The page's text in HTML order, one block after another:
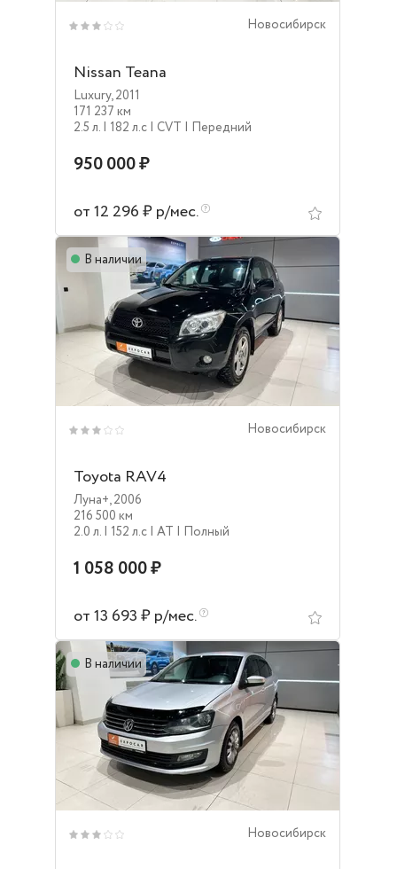
Новосибирск
Nissan Teana
Luxury,2011
171 237 км
2.5 л. | 182 л.c | CVT | Передний
950 000 ₽
от 12 296 ₽ р/мес.
В наличии
Новосибирск
Toyota RAV4
Луна+,2006
216 500 км
2.0 л. | 152 л.c | AT | Полный
1 058 000 ₽
от 13 693 ₽ р/мес.
В наличии
Новосибирск